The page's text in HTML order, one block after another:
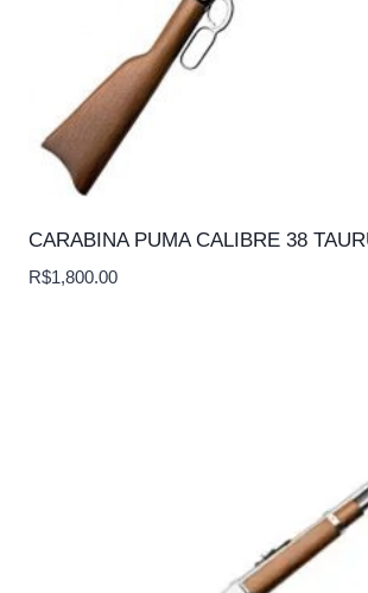
CARABINA PUMA CALIBRE 38
R$1,800.00